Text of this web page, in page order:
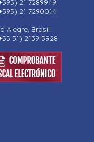
21 7289949
21 7290014
Alegre, Brasil.
51) 2139 5928